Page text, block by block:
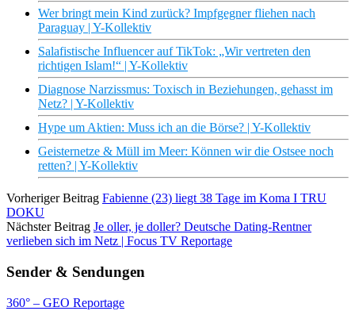
Wer bringt mein Kind zurück? Impfgegner fliehen nach
Paraguay | Y-Kollektiv
Salafistische Influencer auf TikTok: „Wir vertreten den
richtigen Islam!“ | Y-Kollektiv
Diagnose Narzissmus: Toxisch in Beziehungen, gehasst im
Netz? | Y-Kollektiv
Hype um Aktien: Muss ich an die Börse? | Y-Kollektiv
Geisternetze & Müll im Meer: Können wir die Ostsee noch
retten? | Y-Kollektiv
Vorheriger Beitrag Fabienne (23) liegt 38 Tage im Koma I TRU
DOKU
Nächster Beitrag Je oller, je doller? Deutsche Dating-Rentner
verlieben sich im Netz | Focus TV Reportage
Sender & Sendungen
360° – GEO Reportage